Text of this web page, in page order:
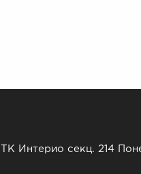
Интерио секц. 214